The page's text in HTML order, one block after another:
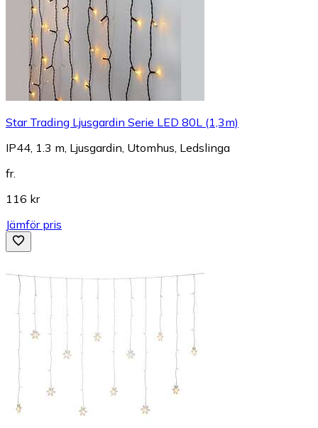
Star Trading Ljusgardin Serie LED 80L (1,3m)
IP44, 1.3 m, Ljusgardin, Utomhus, Ledslinga
fr.
116 kr
Jämför pris